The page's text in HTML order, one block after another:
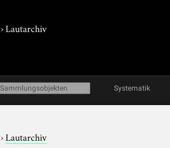
›Lautarchiv
Systematik
›Lautarchiv